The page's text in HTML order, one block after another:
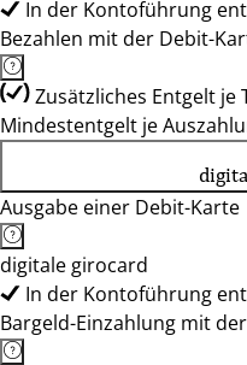
In der Kontoführung
Bezahlen mit der Debit-
Zusätzliches Entgelt je
Mindestentgelt je
Ausgabe einer Debit-Karte
digitale girocard
In der Kontoführung
Bargeld-Einzahlung mit